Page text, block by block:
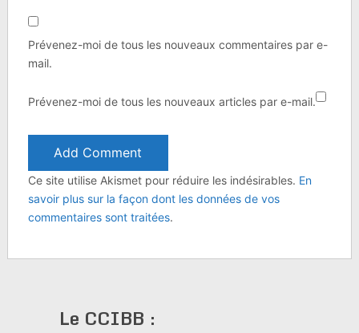
Prévenez-moi de tous les nouveaux commentaires par e-
mail.
Prévenez-moi de tous les nouveaux articles par e-mail.
Ce site utilise Akismet pour réduire les indésirables. En
savoir plus sur la façon dont les données de vos
commentaires sont traitées.
Le CCIBB :